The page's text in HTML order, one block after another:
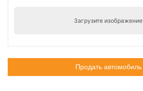
Загрузите изображение
Продать автомобиль